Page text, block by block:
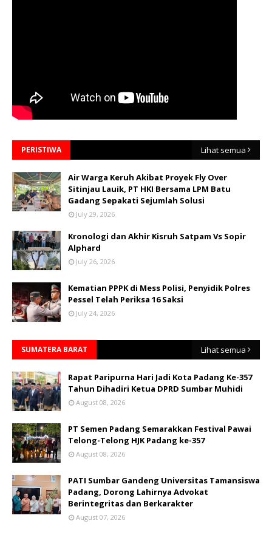
PERISTIWA Lihat semua
Air Warga Keruh Akibat Proyek Fly Over
Sitinjau Lauik, PT HKI Bersama LPM Batu
Gadang Sepakati Sejumlah Solusi
July 29, 2026
Kronologi dan Akhir Kisruh Satpam Vs Sopir
Alphard
July 26, 2026
Kematian PPPK di Mess Polisi, Penyidik Polres
Pessel Telah Periksa 16 Saksi
July 24, 2026
SUMATERA BARAT Lihat semua
Rapat Paripurna Hari Jadi Kota Padang Ke-357
Tahun Dihadiri Ketua DPRD Sumbar Muhidi
August 08, 2026
PT Semen Padang Semarakkan Festival Pawai
Telong-Telong HJK Padang ke-357
August 08, 2026
PATI Sumbar Gandeng Universitas Tamansiswa
Padang, Dorong Lahirnya Advokat
Berintegritas dan Berkarakter
August 07, 2026